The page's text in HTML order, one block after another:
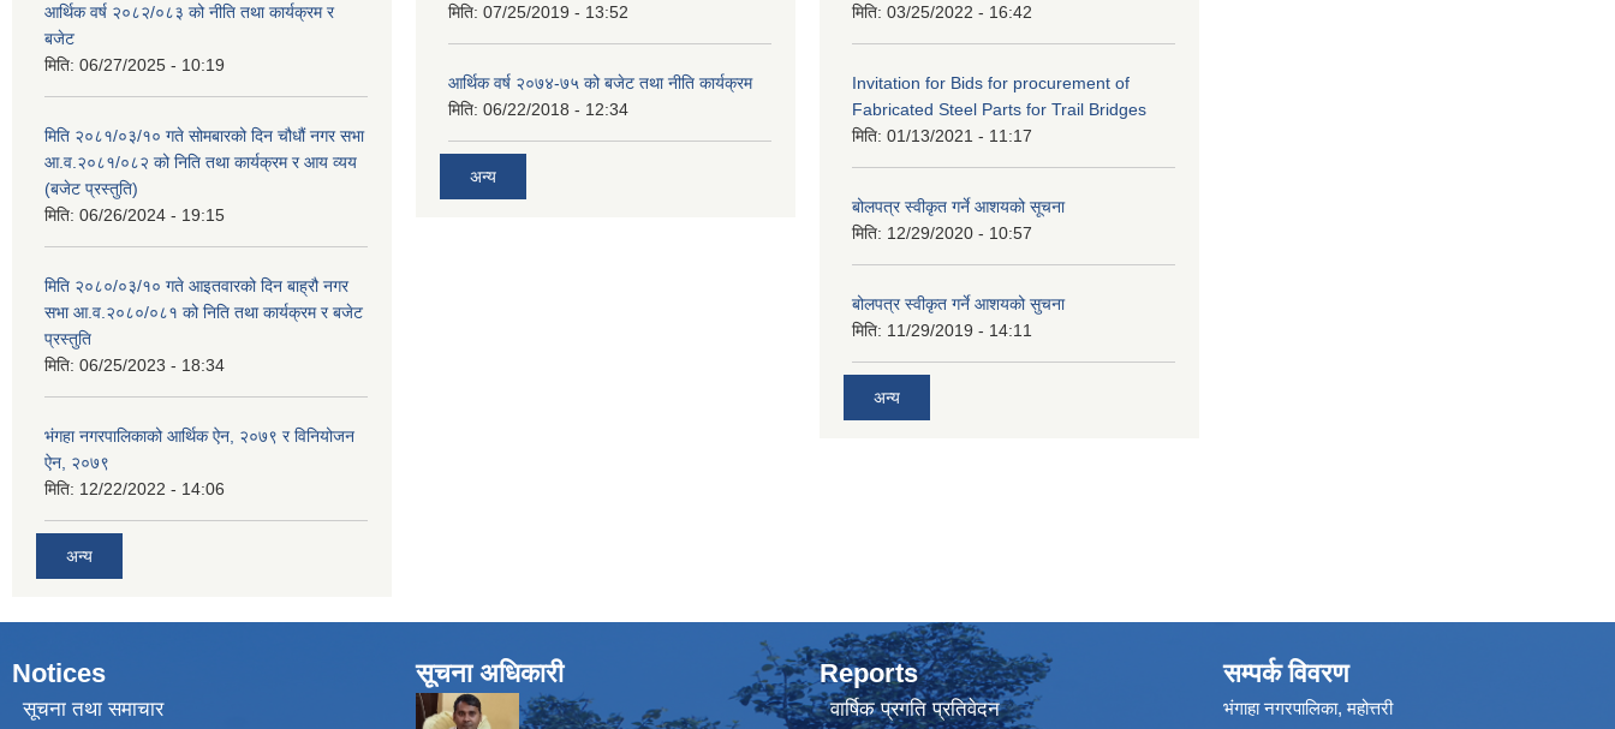
आर्थिक वर्ष २०८२/०८३ को नीति तथा कार्यक्रम र
बजेट
मिति: 06/27/2025 - 10:19
मिति २०८१/०३/१० गते सोमबारको दिन चौधौं नगर सभा
आ.व.२०८१/०८२ को निति तथा कार्यक्रम र आय व्यय
(बजेट प्रस्तुति)
मिति: 06/26/2024 - 19:15
मिति २०८०/०३/१० गते आइतवारको दिन बाह्रौ नगर
सभा आ.व.२०८०/०८१ को निति तथा कार्यक्रम र बजेट
प्रस्तुति
मिति: 06/25/2023 - 18:34
भंगहा नगरपालिकाको आर्थिक ऐन, २०७९ र विनियोजन
ऐन, २०७९
मिति: 12/22/2022 - 14:06
अन्य
मिति: 07/25/2019 - 13:52
आर्थिक वर्ष २०७४-७५ को बजेट तथा नीति कार्यक्रम
मिति: 06/22/2018 - 12:34
अन्य
मिति: 03/25/2022 - 16:42
Invitation for Bids for procurement of
Fabricated Steel Parts for Trail Bridges
मिति: 01/13/2021 - 11:17
बोलपत्र स्वीकृत गर्ने आशयको सूचना
मिति: 12/29/2020 - 10:57
बोलपत्र स्वीकृत गर्ने आशयको सुचना
मिति: 11/29/2019 - 14:11
अन्य
Notices
सूचना तथा समाचार
सूचना अधिकारी Reports
वार्षिक प्रगति प्रतिवेदन
सम्पर्क विवरण
भंगाहा नगरपालिका, महोत्तरी